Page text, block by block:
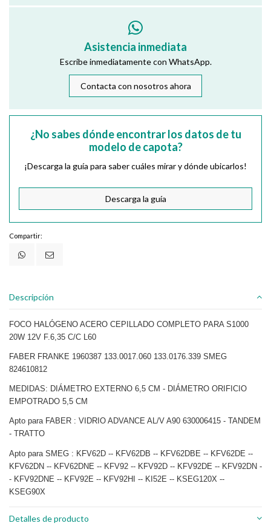
Asistencia inmediata
Escribe inmediatamente con WhatsApp.
Contacta con nosotros ahora
¿No sabes dónde encontrar los datos de tu
modelo de capota?
¡Descarga la guía para saber cuáles mirar y dónde ubicarlos!
Descarga la guía
Compartir:
Descripción
FOCO HALÓGENO ACERO CEPILLADO COMPLETO PARA S1000
20W 12V F.6,35 C/C L60
FABER FRANKE 1960387 133.0017.060 133.0176.339 SMEG
824610812
MEDIDAS: DIÁMETRO EXTERNO 6,5 CM - DIÁMETRO ORIFICIO
EMPOTRADO 5,5 CM
Apto para FABER : VIDRIO ADVANCE AL/V A90 630006415 - TANDEM
- TRATTO
Apto para SMEG : KFV62D -- KFV62DB -- KFV62DBE -- KFV62DE --
KFV62DN -- KFV62DNE -- KFV92 -- KFV92D -- KFV92DE -- KFV92DN -
- KFV92DNE -- KFV92E -- KFV92HI -- KI52E -- KSEG120X --
KSEG90X
Detalles de producto